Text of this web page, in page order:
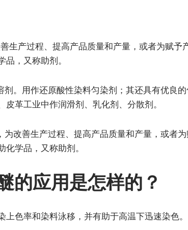
生产过程、提高产品质量和产量，或者为赋予
品，又称助剂。
剂。用作还原酸性染料匀染剂；其还具有优良的
革工业中作润滑剂、乳化剂、分散剂。
为改善生产过程、提高产品质量和产量，或者
学品，又称助剂。
的应用是怎样的？
上色率和染料泳移，并有助于高温下迅速染色。